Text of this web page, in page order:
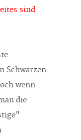
sind
Schwarzen
wenn
die